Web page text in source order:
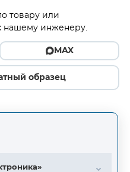
товару или
нашему инженеру.
MAX
образец